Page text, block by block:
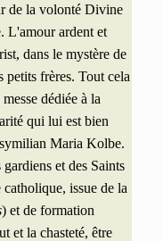
de la volonté Divine
L'amour ardent et
dans le mystère de
petits frères. Tout cela
dédiée à la
qui lui est bien
Maria Kolbe.
et des Saints
issue de la
) et de formation
et la chasteté, être